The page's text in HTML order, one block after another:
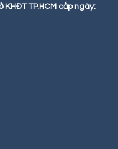
KHĐT TP.HCM cấp ngày: